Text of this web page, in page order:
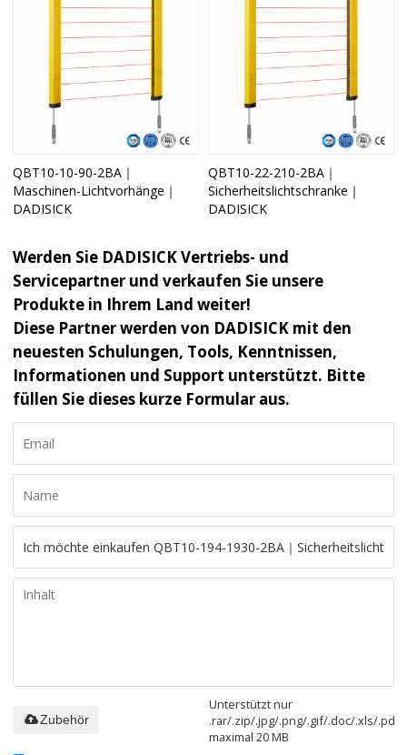
QBT10-10-90-2BA｜
Maschinen-Lichtvorhänge｜
DADISICK
QBT10-22-210-2BA｜
Sicherheitslichtschranke｜
DADISICK
Werden Sie DADISICK Vertriebs- und
Servicepartner und verkaufen Sie unsere
Produkte in Ihrem Land weiter!
Diese Partner werden von DADISICK mit den
neuesten Schulungen, Tools, Kenntnissen,
Informationen und Support unterstützt. Bitte
füllen Sie dieses kurze Formular aus.
Unterstützt nur
.rar/.zip/.jpg/.png/.gif/.doc/.xls/.pdf,
maximal 20 MB
Zubehör